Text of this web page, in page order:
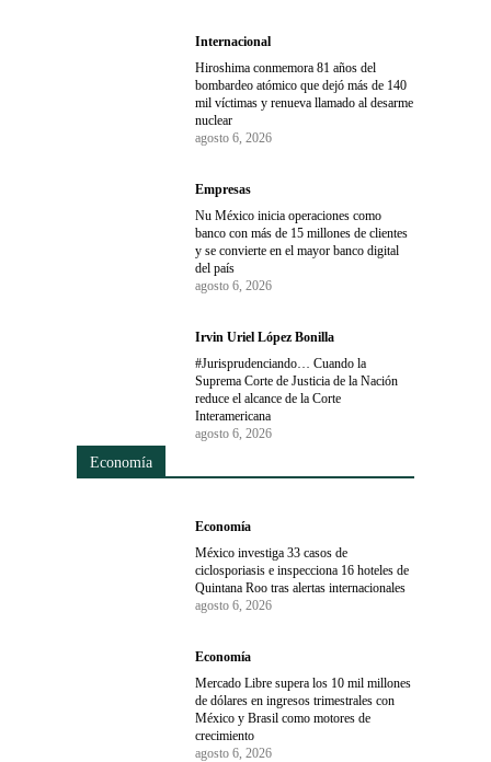
Internacional
Hiroshima conmemora 81 años del
bombardeo atómico que dejó más de 140
mil víctimas y renueva llamado al desarme
nuclear
agosto 6, 2026
Empresas
Nu México inicia operaciones como
banco con más de 15 millones de clientes
y se convierte en el mayor banco digital
del país
agosto 6, 2026
Irvin Uriel López Bonilla
#Jurisprudenciando… Cuando la
Suprema Corte de Justicia de la Nación
reduce el alcance de la Corte
Interamericana
agosto 6, 2026
Economía
Economía
México investiga 33 casos de
ciclosporiasis e inspecciona 16 hoteles de
Quintana Roo tras alertas internacionales
agosto 6, 2026
Economía
Mercado Libre supera los 10 mil millones
de dólares en ingresos trimestrales con
México y Brasil como motores de
crecimiento
agosto 6, 2026